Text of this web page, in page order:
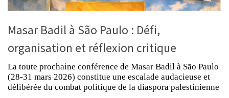
Masar Badil à São Paulo : Défi,
organisation et réflexion critique
La toute prochaine conférence de Masar Badil à São Paulo
(28-31 mars 2026) constitue une escalade audacieuse et
délibérée du combat politique de la diaspora palestinienne